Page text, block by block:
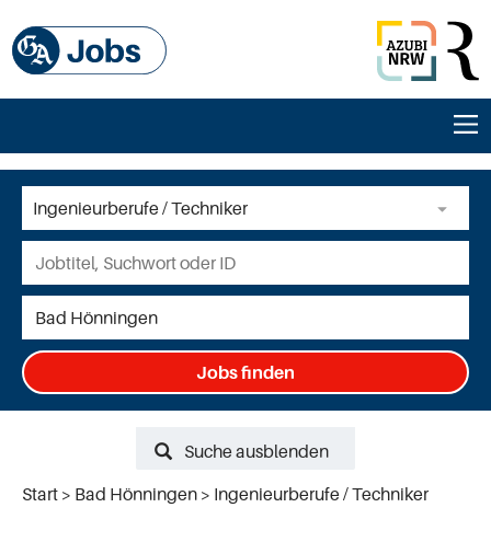
Jobs finden
Suche ausblenden
Start
Bad Hönningen Ingenieurberufe / Techniker